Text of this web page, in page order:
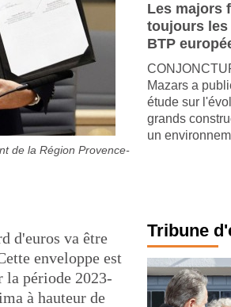
de la Région Provence-
d'euros va être
enveloppe est
la période 2023-
à hauteur de
Les majors
toujours les
BTP
Mazars a
étude sur
grands
un
Tribune